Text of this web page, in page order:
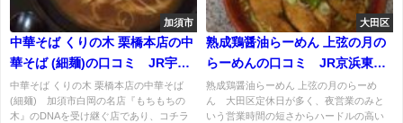
加須市
中華そば くりの木 栗橋本店の中
華そば (細麺)の口コミ JR宇都
宮線、東武日光線「栗橋駅」か
ら徒歩30分くらい？
中華そば くりの木 栗橋本店の中華そば
(細麺) 加須市白岡の名店『もちもちの
木』のDNAを受け継ぐ店であり、コチラ
大田区
熟成鶏醤油らーめん 上弦の月の
らーめんの口コミ JR京浜東北
線「蒲田駅」から徒歩3分ほど
熟成鶏醤油らーめん 上弦の月のらーめ
ん 大田区定休日が多く、夜営業のみと
いう営業時間の短さからハードルの高い